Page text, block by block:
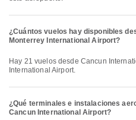
¿Cuántos vuelos hay disponibles
Monterrey International Airport?
Hay 21 vuelos desde Cancun International Airport hasta Monterrey
International Airport.
¿Qué terminales e instalaciones
Cancun International Airport?